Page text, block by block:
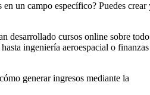
un campo específico? Puedes crear
desarrollado cursos online sobre todo
ingeniería aeroespacial o finanzas
generar ingresos mediante la